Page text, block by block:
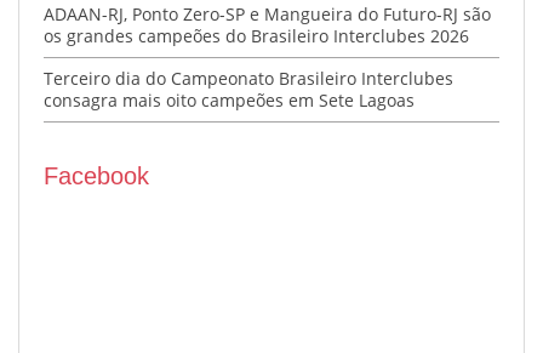
ADAAN-RJ, Ponto Zero-SP e Mangueira do Futuro-RJ são
os grandes campeões do Brasileiro Interclubes 2026
Terceiro dia do Campeonato Brasileiro Interclubes
consagra mais oito campeões em Sete Lagoas
Facebook